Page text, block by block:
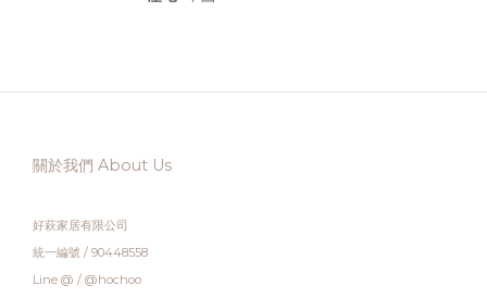
關於我們 About Us
好萩家居有限公司
統一編號 / 90448558
Line @ / @hochoo